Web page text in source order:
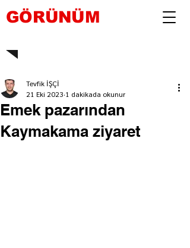
GÖRÜNÜM
Emek pazarından
Kaymakama ziyaret
Tevfik İŞÇİ
21 Eki 2023 1 dakikada okunur